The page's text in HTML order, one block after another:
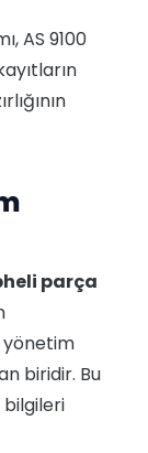
AS 9100
parça
yönetim
biridir. Bu